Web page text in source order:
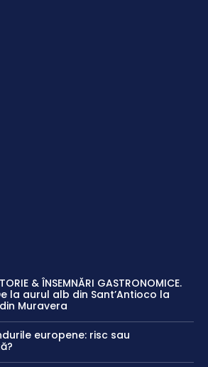
& ÎNSEMNĂRI GASTRONOMICE.
la aurul alb din Sant’Antioco la
Muravera
europene: risc sau